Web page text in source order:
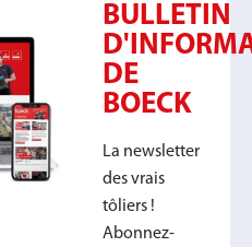
BULLETIN
DE
BOECK
La newsletter
des vrais
tôliers !
Abonnez-